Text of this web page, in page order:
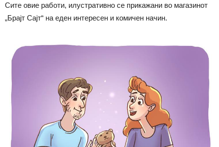
Сите овие работи, илустративно се прикажани во магазинот
„Брајт Сајт“ на еден интересен и комичен начин.